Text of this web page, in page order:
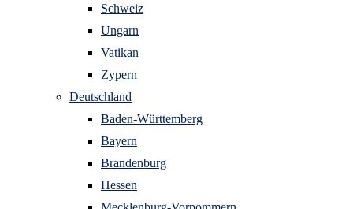
Schweiz
Ungarn
Vatikan
Zypern
Deutschland
Baden-Württemberg
Bayern
Brandenburg
Hessen